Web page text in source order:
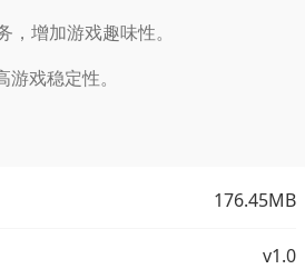
增加游戏趣味性。
戏稳定性。
176.45MB
v1.0